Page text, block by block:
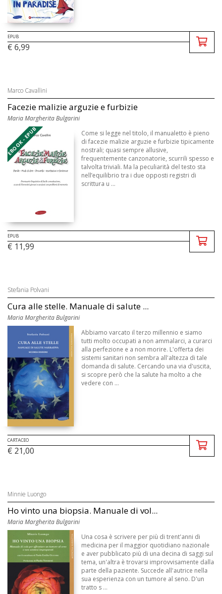
EPUB
€ 6,99
Marco Cavallini
Facezie malizie arguzie e furbizie
Maria Margherita Bulgarini
EBOOK - EPUB
Come si legge nel titolo, il manualetto è pieno
di facezie malizie arguzie e furbizie tipicamente
nostrali; quasi sempre allusive,
frequentemente canzonatorie, scurrili spesso e
talvolta triviali. Ma la peculiarità del testo sta
nell’equilibrio tra i due opposti registri di
scrittura u ...
EPUB
€ 11,99
Stefania Polvani
Cura alle stelle. Manuale di salute ...
Maria Margherita Bulgarini
Abbiamo varcato il terzo millennio e siamo
tutti molto occupati a non ammalarci, a curarci
alla perfezione e a non morire. L'offerta dei
sistemi sanitari non sembra all'altezza di tale
domanda di salute. Cercando una via d'uscita,
si scopre però che la salute ha molto a che
vedere con ...
CARTACEO
€ 21,00
Minnie Luongo
Ho vinto una biopsia. Manuale di vol...
Maria Margherita Bulgarini
Una cosa è scrivere per più di trent'anni di
medicina per il maggior quotidiano nazionale
e aver pubblicato più di una decina di saggi sul
tema, un'altra è trovarsi improvvisamente dalla
parte della paziente. Succede all'autrice nella
sua esperienza con un tumore al seno. D'un
tratto s ...